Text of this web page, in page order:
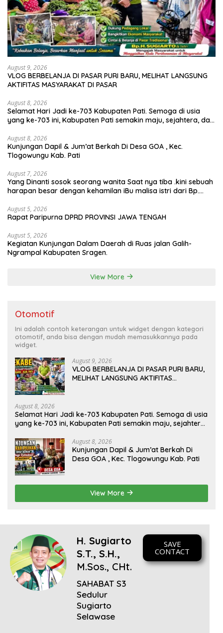
August 9, 2026
VLOG BERBELANJA DI PASAR PURI BARU, MELIHAT LANGSUNG
AKTIFITAS MASYARAKAT DI PASAR
August 8, 2026
Selamat Hari Jadi ke-703 Kabupaten Pati. Semoga di usia
yang ke-703 ini, Kabupaten Pati semakin maju, sejahtera, dan
kesejahteraan bagi seluruh masyarakatnya. Semoga sinergi
dan kolaborasi yang telah terjalin semakin kuat demi
mewujudkan pembangunan yang berkelanjutan. Dirgahayu
Facebook
August 8, 2026
Kunjungan Dapil & Jum’at Berkah Di Desa GOA , Kec.
Tlogowungu Kab. Pati
August 7, 2026
Yang Dinanti sosok seorang wanita Saat nya tiba .kini sebuah
harapan besar dengan kehamilan iBu malisa istri dari Bp.
Musa & Princes.
August 5, 2026
Rapat Paripurna DPRD PROVINSI JAWA TENGAH
August 5, 2026
Kegiatan Kunjungan Dalam Daerah di Ruas jalan Galih-
Ngrampal Kabupaten Sragen.
View More
Otomotif
Ini adalah contoh keterangan untuk widget dengan kategori
otomotif, anda bisa dengan mudah memasukkannya pada
widget.
August 9, 2026
VLOG BERBELANJA DI PASAR PURI BARU,
MELIHAT LANGSUNG AKTIFITAS
August 8, 2026
Selamat Hari Jadi ke-703 Kabupaten Pati. Semoga di usia
yang ke-703 ini, Kabupaten Pati semakin maju, sejahtera,
kesejahteraan bagi seluruh masyarakatnya. Semoga
sinergi dan kolaborasi yang telah terjalin semakin kuat
demi mewujudkan pembangunan yang berkelanjutan.
Dirgahayu Kabupaten Pati ke-703. Salam sedulur Pati
Selawase. Facebook
August 8, 2026
Kunjungan Dapil & Jum’at Berkah Di
Desa GOA , Kec. Tlogowungu Kab. Pati
View More
H. Sugiarto
S.T., S.H.,
M.Sos., CHt.
SAHABAT S3
Sedulur
Sugiarto
Selawase
SAVE
CONTACT